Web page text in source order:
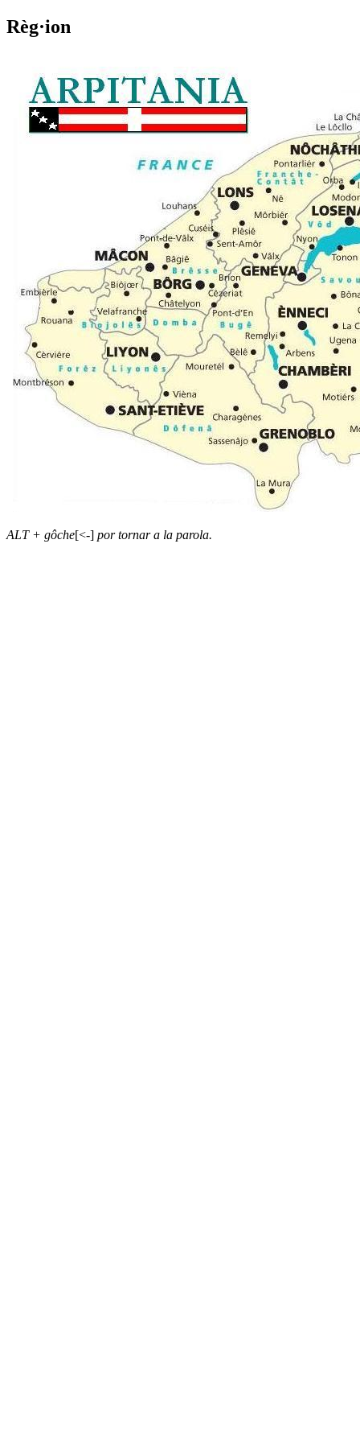
Règ·ion
ALT + gôche[<-] por tornar a la parola.